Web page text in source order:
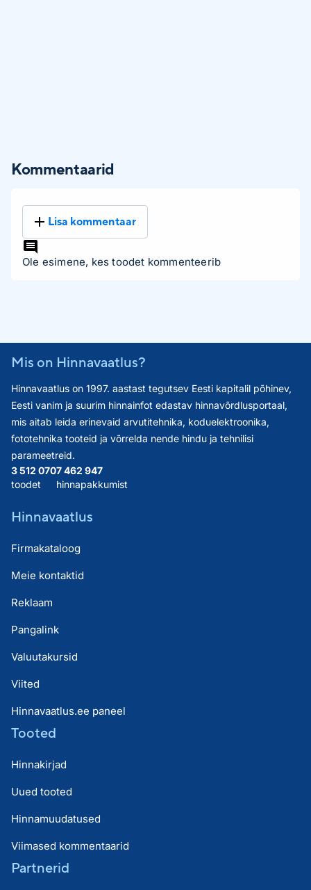
Kommentaarid
Lisa kommentaar
Ole esimene, kes toodet kommenteerib
Mis on Hinnavaatlus?
Hinnavaatlus on 1997. aastast tegutsev Eesti kapitalil põhinev,
Eesti vanim ja suurim hinnainfot edastav hinnavõrdlusportaal,
mis aitab leida erinevaid arvutitehnika, koduelektroonika,
fototehnika tooteid ja võrrelda nende hindu ja tehnilisi
parameetreid.
3 512 070
toodet
7 462 947
hinnapakkumist
Hinnavaatlus
Firmakataloog
Meie kontaktid
Reklaam
Pangalink
Valuutakursid
Viited
Hinnavaatlus.ee paneel
Tooted
Hinnakirjad
Uued tooted
Hinnamuudatused
Viimased kommentaarid
Partnerid